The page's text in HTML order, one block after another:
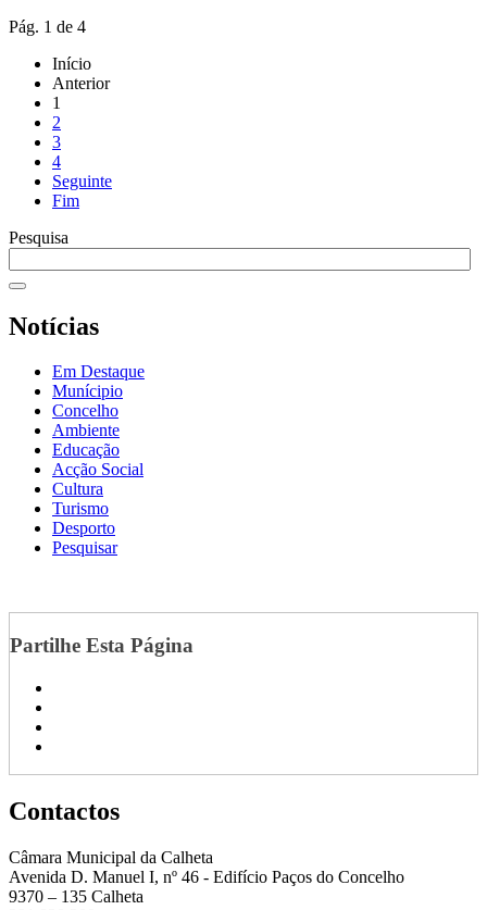
Pág. 1 de 4
Início
Anterior
1
2
3
4
Seguinte
Fim
Pesquisa
Notícias
Em Destaque
Munícipio
Concelho
Ambiente
Educação
Acção Social
Cultura
Turismo
Desporto
Pesquisar
Partilhe Esta Página
Contactos
Câmara Municipal da Calheta
Avenida D. Manuel I, nº 46 - Edifício Paços do Concelho
9370 – 135 Calheta